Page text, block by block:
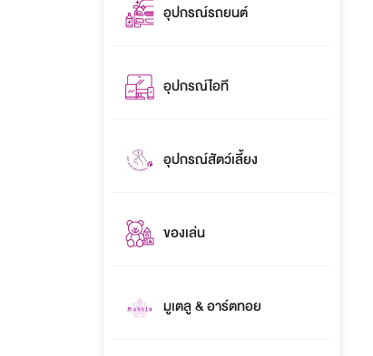
อุปกรณ์รถยนต์
อุปกรณ์ไอที
อุปกรณ์สัตว์เลี้ยง
ของเล่น
มูเตลู & อาร์ตทอย